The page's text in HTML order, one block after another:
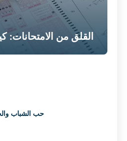
القلق من
حب الشباب